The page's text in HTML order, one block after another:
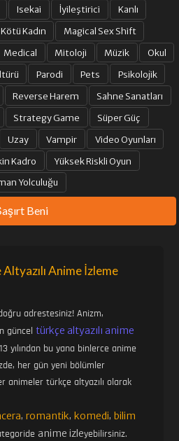
Isekai İyileştirici
Kanlı
Kötü Kadın
Magical Sex Shift
Medical Mitoloji Müzik
Okul
Parodi Pets
Psikolojik
Reverse Harem
Sahne Sanatları
Strategy Game
Süper Güç
Uzay Vampir
Video Oyunları
Kadro
Yüksek Riskli Oyun
Yolculuğu
Beni
Anime İzleme
adrestesiniz! Anizm,
günceltürkçe altyazılı anime
yılından bu yana binlerce anime
her gün yeni bölümler
animeler türkçe altyazılı olarak
,romantik, komedi, bilim
anime izleyebilirsiniz.